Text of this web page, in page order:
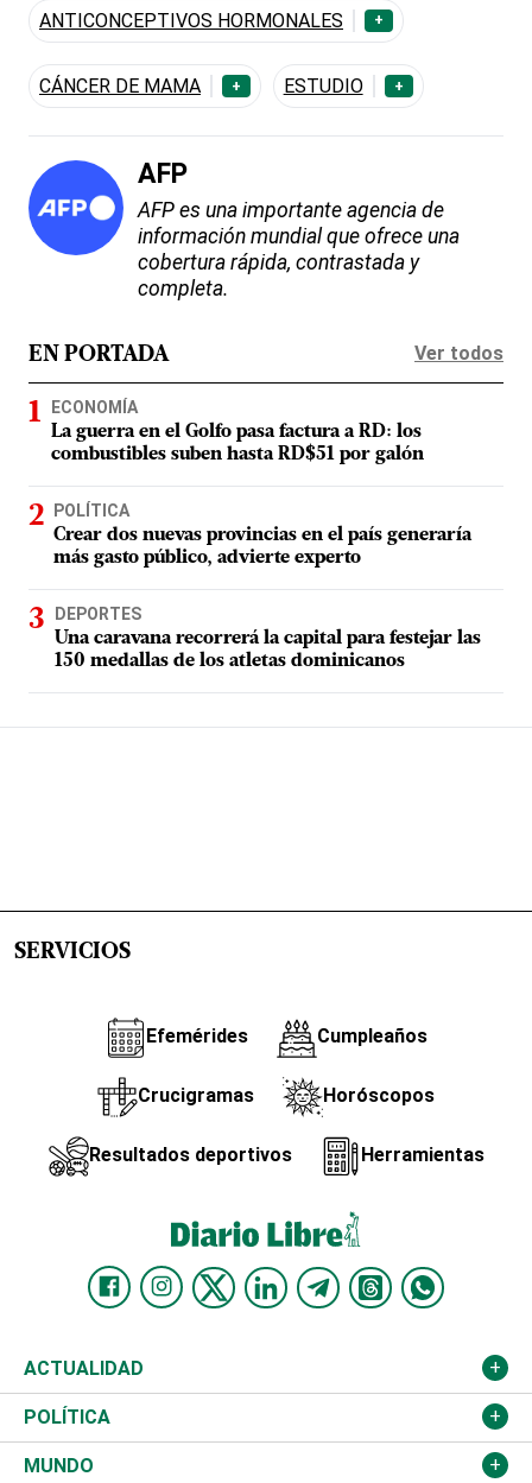
ANTICONCEPTIVOS HORMONALES
+
CÁNCER DE MAMA + ESTUDIO +
AFP
AFP es una importante agencia de
información mundial que ofrece una
cobertura rápida, contrastada y
completa.
EN PORTADA Ver todos
ECONOMÍA
La guerra en el Golfo pasa factura a RD: los
combustibles suben hasta RD$51 por galón
POLÍTICA
Crear dos nuevas provincias en el país generaría
más gasto público, advierte experto
DEPORTES
Una caravana recorrerá la capital para festejar las
150 medallas de los atletas dominicanos
SERVICIOS
Efemérides Cumpleaños
Crucigramas Horóscopos
Resultados deportivos Herramientas
ACTUALIDAD
Nacional
Ciudad
POLÍTICA
Partidos
MUNDO